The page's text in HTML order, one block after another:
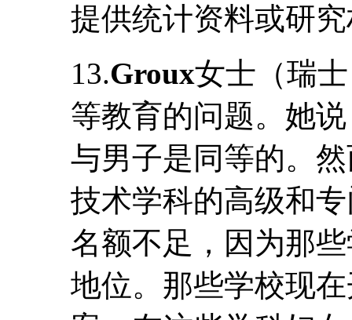
提供统计资料或研
13.Groux女士（瑞
等教育的问题。她
与男子是同等的。
技术学科的高级和
名额不足，因为那
地位。那些学校现